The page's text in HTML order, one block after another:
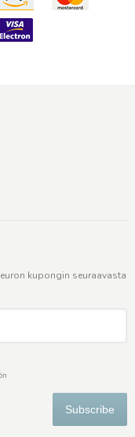
kupongin seuraavasta
Subscribe